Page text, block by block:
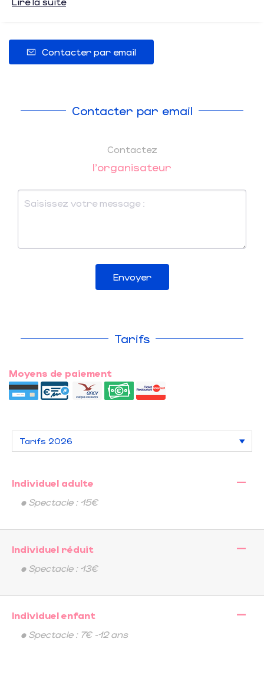
Contacter par email
Contacter par email
Contactez
l'organisateur
Envoyer
Tarifs
Moyens de paiement
Individuel adulte
—
• Spectacle : 15€
Individuel réduit
—
• Spectacle : 13€
Individuel enfant
—
• Spectacle : 7€ -12 ans